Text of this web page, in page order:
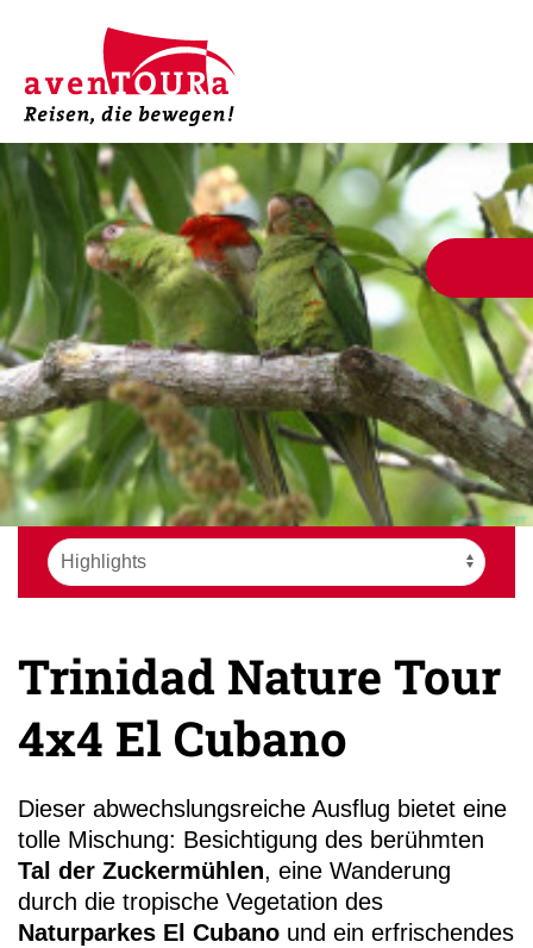
Trinidad Nature Tour
4x4 El Cubano
Dieser abwechslungsreiche Ausflug bietet eine
tolle Mischung: Besichtigung des berühmten
Tal der Zuckermühlen, eine Wanderung
durch die tropische Vegetation des
Naturparkes El Cubano und ein erfrischendes
+49